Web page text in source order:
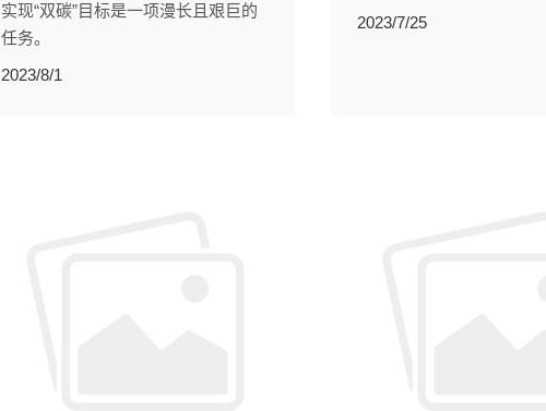
实现“双碳”目标是一项漫长且艰巨的
任务。
2023/8/1
德”的城市书写崭新篇章。
2023/7/25